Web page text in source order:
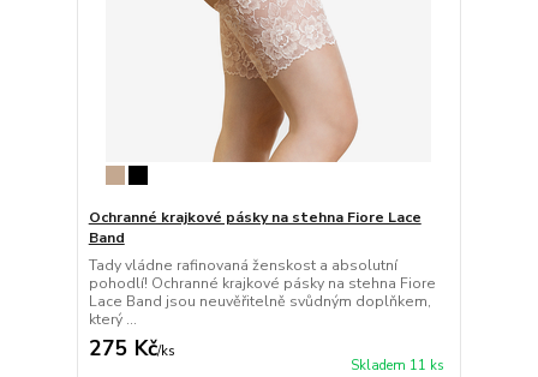
Ochranné krajkové pásky na stehna Fiore Lace
Band
Tady vládne rafinovaná ženskost a absolutní
pohodlí! Ochranné krajkové pásky na stehna Fiore
Lace Band jsou neuvěřitelně svůdným doplňkem,
který ...
275 Kč/ks
Skladem 11 ks